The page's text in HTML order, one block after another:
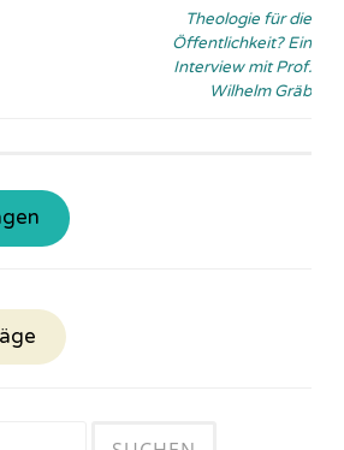
Theologie für die
Öffentlichkeit? Ein
Interview mit Prof.
Wilhelm Gräb